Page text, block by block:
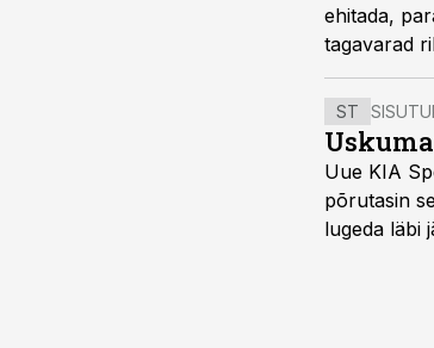
ehitada,
tagavarad
ST
Uue KIA
põrutasin
lugeda läbi